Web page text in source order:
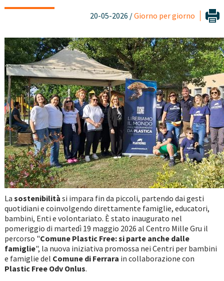
20-05-2026 /Giorno per giorno
La sostenibilità si impara fin da piccoli, partendo dai gesti
quotidiani e coinvolgendo direttamente famiglie, educatori,
bambini, Enti e volontariato. È stato inaugurato nel
pomeriggio di martedì 19 maggio 2026 al Centro Mille Gru il
percorso "Comune Plastic Free: si parte anche dalle
famiglie", la nuova iniziativa promossa nei Centri per bambini
e famiglie del Comune di Ferrara in collaborazione con
Plastic Free Odv Onlus.